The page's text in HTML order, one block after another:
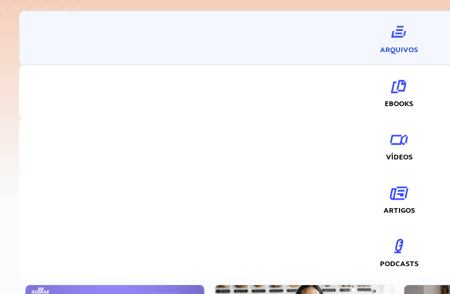
ARQUIVOS
EBOOKS
VÍDEOS
ARTIGOS
PODCASTS